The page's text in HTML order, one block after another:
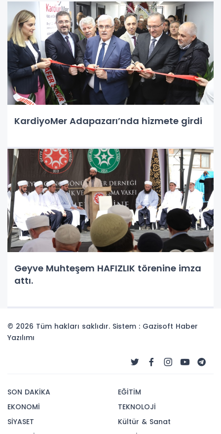
KardiyoMer Adapazarı’nda hizmete girdi
Geyve Muhteşem HAFIZLIK törenine imza
attı.
© 2026 Tüm hakları saklıdır. Sistem : Gazisoft Haber
Yazılımı
SON DAKİKA
EKONOMİ
SİYASET
EĞİTİM
TEKNOLOJİ
Kültür & Sanat